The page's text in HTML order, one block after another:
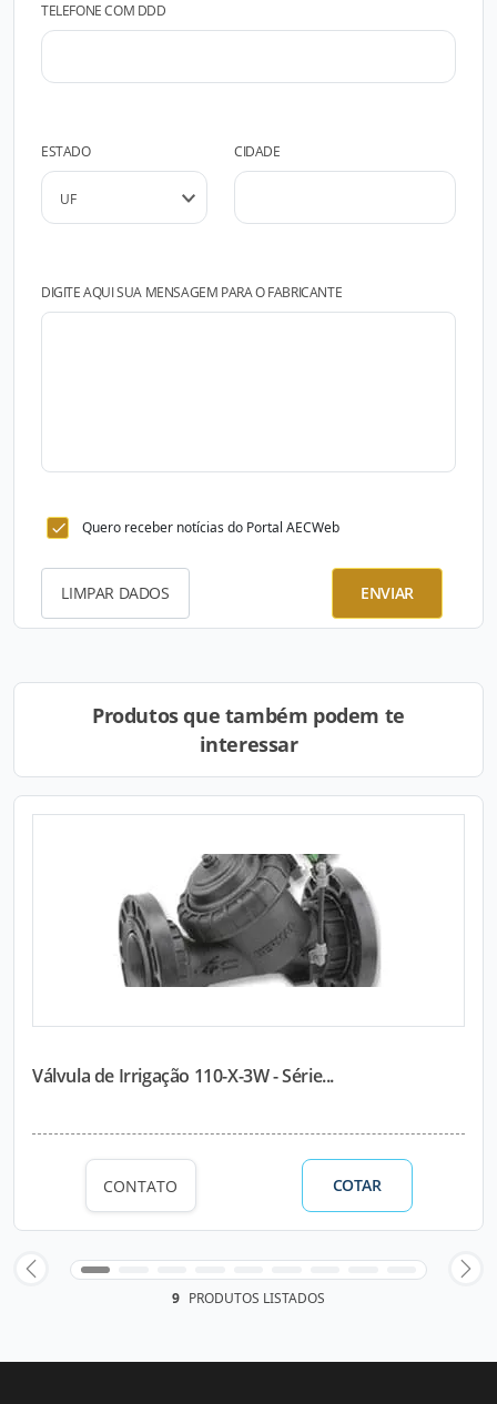
TELEFONE COM DDD
ESTADO CIDADE
DIGITE AQUI SUA MENSAGEM PARA O FABRICANTE
Quero receber notícias do Portal AECWeb
LIMPAR DADOS ENVIAR
Produtos que também podem te
interessar
Válvula de Irrigação 110-X-3W - Série...
CONTATO COTAR
9 PRODUTOS LISTADOS